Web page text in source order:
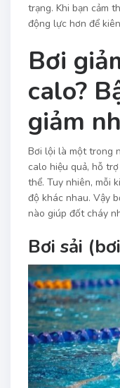
trạng. Khi bạn cảm
động lực hơn để
Bơi
calo?
giảm
Bơi lội là một trong
calo hiệu quả, hỗ
thể. Tuy nhiên, mỗi
độ khác nhau. Vậy
nào giúp đốt cháy
Bơi sải